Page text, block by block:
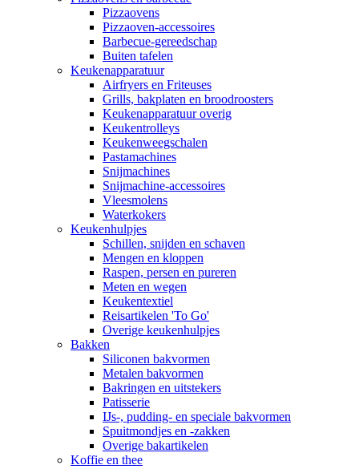
Pizzaovens
Pizzaoven-accessoires
Barbecue-gereedschap
Buiten tafelen
Keukenapparatuur
Airfryers en Friteuses
Grills, bakplaten en broodroosters
Keukenapparatuur overig
Keukentrolleys
Keukenweegschalen
Pastamachines
Snijmachines
Snijmachine-accessoires
Vleesmolens
Waterkokers
Keukenhulpjes
Schillen, snijden en schaven
Mengen en kloppen
Raspen, persen en pureren
Meten en wegen
Keukentextiel
Reisartikelen 'To Go'
Overige keukenhulpjes
Bakken
Siliconen bakvormen
Metalen bakvormen
Bakringen en uitstekers
Patisserie
IJs-, pudding- en speciale bakvormen
Spuitmondjes en -zakken
Overige bakartikelen
Koffie en thee